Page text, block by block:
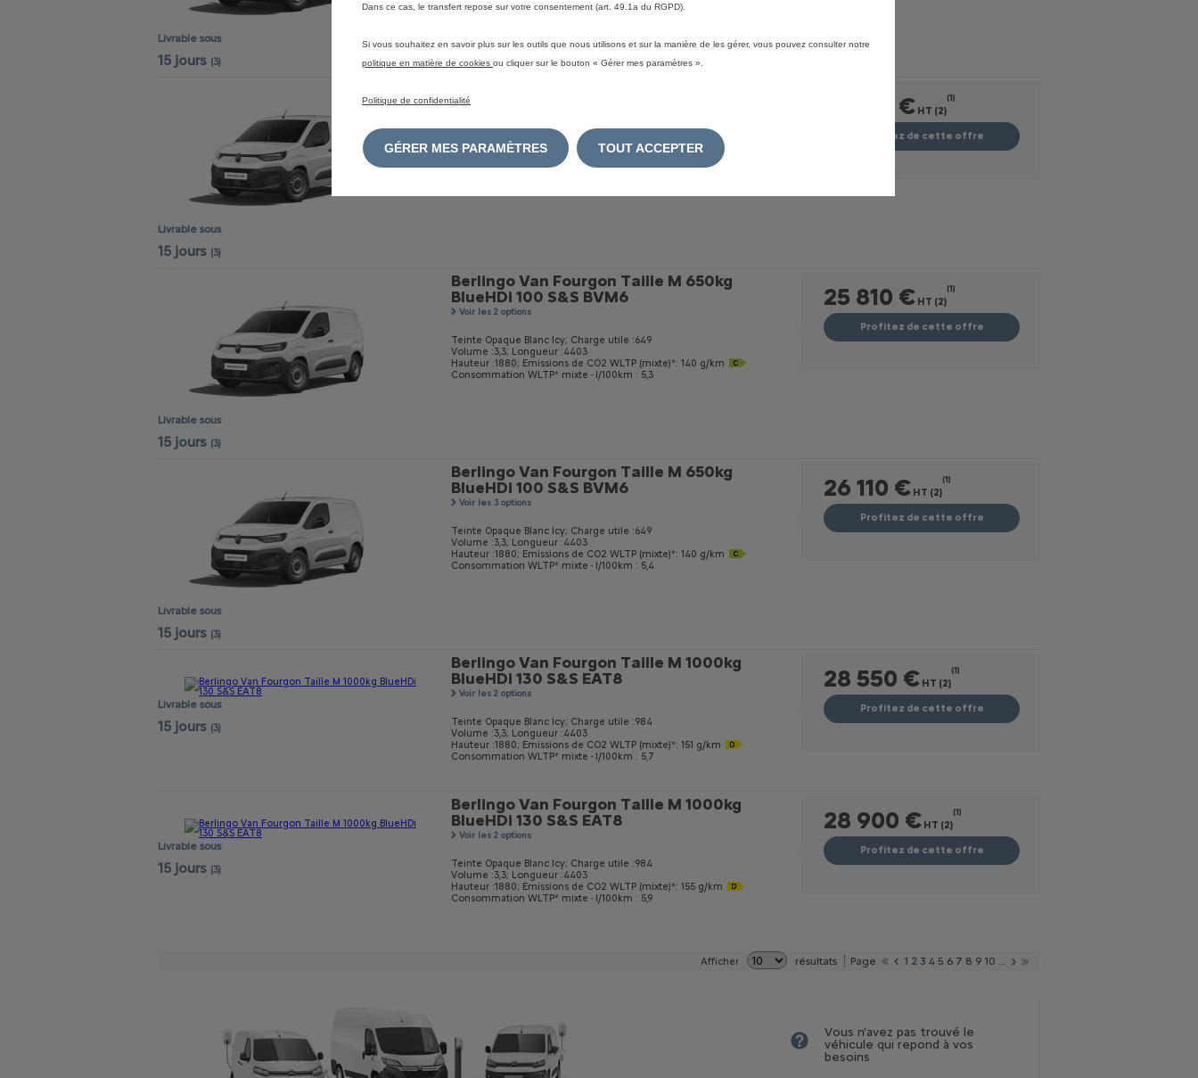
Livrable sous
15 jours (3)
Livrable sous
15 jours (3)
BlueHDi 100 S&S BVM6
Teinte Opaque Blanc Icy;
Charge utile :649
Longueur :4403
25 100 € HT (2)
(1)
Profitez de cette offre
Livrable sous
15 jours (3)
Berlingo Van Fourgon Taille M 650kg
BlueHDi 100 S&S BVM6
Voir les 2 options
Teinte Opaque Blanc Icy; Charge utile :649
Volume :3,3; Longueur :4403
Hauteur :1880; Emissions de CO2 WLTP (mixte)*: 140 g/km
Consommation WLTP* mixte - l/100km : 5,3
25 810 € HT (2)
(1)
Profitez de cette offre
Livrable sous
15 jours (3)
Berlingo Van Fourgon Taille M 650kg
BlueHDi 100 S&S BVM6
Voir les 3 options
Teinte Opaque Blanc Icy; Charge utile :649
Volume :3,3; Longueur :4403
Hauteur :1880; Emissions de CO2 WLTP (mixte)*: 140 g/km
Consommation WLTP* mixte - l/100km : 5,4
26 110 € HT (2)
(1)
Profitez de cette offre
Livrable sous
15 jours (3)
Berlingo Van Fourgon Taille M 1000kg
BlueHDi 130 S&S EAT8
Voir les 2 options
Teinte Opaque Blanc Icy; Charge utile :984
Volume :3,3; Longueur :4403
Hauteur :1880; Emissions de CO2 WLTP (mixte)*: 151 g/km
Consommation WLTP* mixte - l/100km : 5,7
28 550 € HT (2)
(1)
Profitez de cette offre
Livrable sous
15 jours (3)
Berlingo Van Fourgon Taille M 1000kg
BlueHDi 130 S&S EAT8
Voir les 2 options
Teinte Opaque Blanc Icy; Charge utile :984
Volume :3,3; Longueur :4403
Hauteur :1880; Emissions de CO2 WLTP (mixte)*: 155 g/km
Consommation WLTP* mixte - l/100km : 5,9
28 900 € HT (2)
(1)
Profitez de cette offre
Afficher résultats Page 1 2 3 4 5 6 7 8 9 10 ...
Vous n'avez pas trouvé le
véhicule qui repond à vos
besoins
Dans ce cas, le transfert repose sur votre consentement (art. 49.1a du RGPD).
Si vous souhaitez en savoir plus sur les outils que nous utilisons et sur la manière de les gérer, vous pouvez consulter notre
politique en matière de cookies ou cliquer sur le bouton « Gérer mes paramètres ».
Politique de confidentialité
GÉRER MES PARAMÈTRES TOUT ACCEPTER